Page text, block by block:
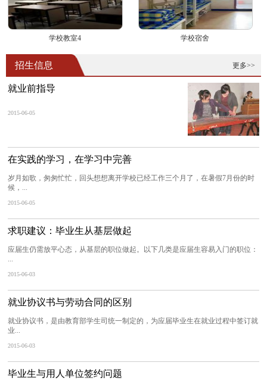
学校教室4 学校宿舍
更多>>
招生信息
就业前指导
2015-06-05
在实践的学习，在学习中完善
岁月如歌，匆匆忙忙，回头想想离开学校已经工作三个月了，在暑假7月份的时
候，...
2015-06-05
求职建议：毕业生从基层做起
应届生仍需放平心态，从基层的职位做起。以下几类是应届生容易入门的职位：
...
2015-06-03
就业协议书与劳动合同的区别
就业协议书，是由教育部学生司统一制定的，为应届毕业生在就业过程中签订就
业...
2015-06-03
毕业生与用人单位签约问题